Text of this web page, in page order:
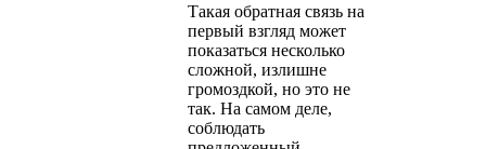
Такая обратная связь на
первый взгляд может
показаться несколько
сложной, излишне
громоздкой, но это не
так. На самом деле,
соблюдать